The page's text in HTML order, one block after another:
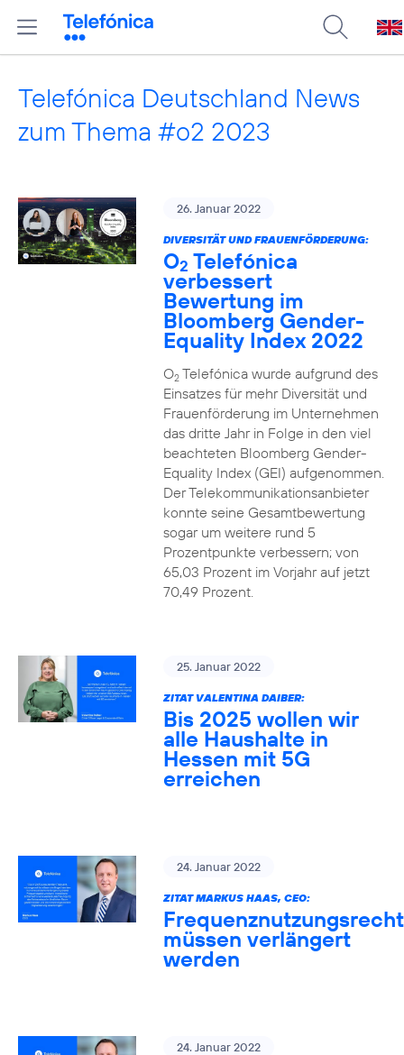
Telefónica Deutschland News
zum Thema #o2 2023
26. Januar 2022
DIVERSITÄT UND FRAUENFÖRDERUNG:
O2 Telefónica
verbessert
Bewertung im
Bloomberg Gender-
Equality Index 2022
O2Telefónica wurde aufgrund des
Einsatzes für mehr Diversität und
Frauenförderung im Unternehmen
das dritte Jahr in Folge in den viel
beachteten Bloomberg Gender-
Equality Index (GEI) aufgenommen.
Der Telekommunikationsanbieter
konnte seine Gesamtbewertung
sogar um weitere rund 5
Prozentpunkte verbessern; von
65,03 Prozent im Vorjahr auf jetzt
70,49 Prozent.
25. Januar 2022
ZITAT VALENTINA DAIBER:
Bis 2025 wollen wir
alle Haushalte in
Hessen mit 5G
erreichen
24. Januar 2022
ZITAT MARKUS HAAS, CEO:
müssen verlängert
werden
24. Januar 2022